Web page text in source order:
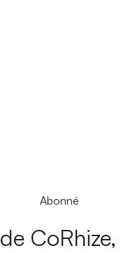
Abonné
CoRhize,